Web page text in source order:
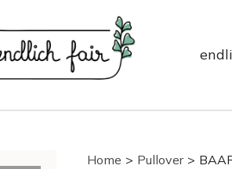
Home > Pullover >